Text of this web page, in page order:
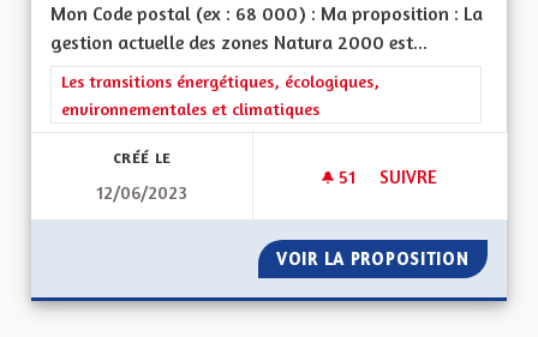
Mon Code postal (ex : 68 000) : Ma proposition : La
gestion actuelle des zones Natura 2000 est...
Filtrer les résultats de la catégorie : Les transitions
Les transitions énergétiques, écologiques,
environnementales et climatiques
CRÉÉ LE
12/06/2023
51 51 ABONNÉS
SUIVRE
VOIR LA PROPOSITION